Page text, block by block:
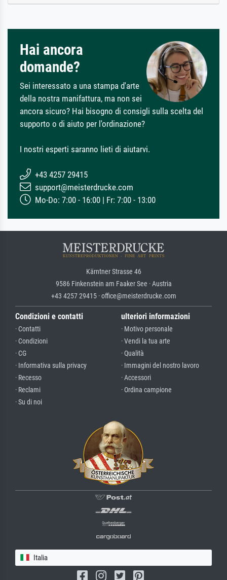
Hai ancora
domande?
Sei interessato a una stampa d'arte
della nostra manifattura, ma non sei
ancora sicuro? Hai bisogno di consigli sulla scelta del
supporto o di aiuto per l'ordinazione?
I nostri esperti saranno lieti di aiutarvi.
+43 4257 29415
support@meisterdrucke.com
Mo-Do: 7:00 - 16:00 | Fr: 7:00 - 13:00
Kärntner Strasse 46
9586 Finkenstein am Faaker See · Austria
+43 4257 29415 · office@meisterdrucke.com
Condizioni e contatti
· Contatti
· Condizioni
· CG
· Informativa sulla privacy
· Recesso
· Reclami
· Su di noi
ulteriori informazioni
· Motivo personale
· Vendi la tua arte
· Qualità
· Immagini del nostro lavoro
· Accessori
· Ordina campione
Italia